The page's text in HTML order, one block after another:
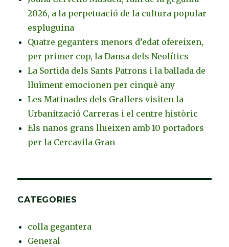
2026, a la perpetuació de la cultura popular
espluguina
Quatre geganters menors d’edat ofereixen,
per primer cop, la Dansa dels Neolítics
La Sortida dels Sants Patrons i la ballada de
lluïment emocionen per cinquè any
Les Matinades dels Grallers visiten la
Urbanització Carreras i el centre històric
Els nanos grans llueixen amb 10 portadors
per la Cercavila Gran
CATEGORIES
colla gegantera
General